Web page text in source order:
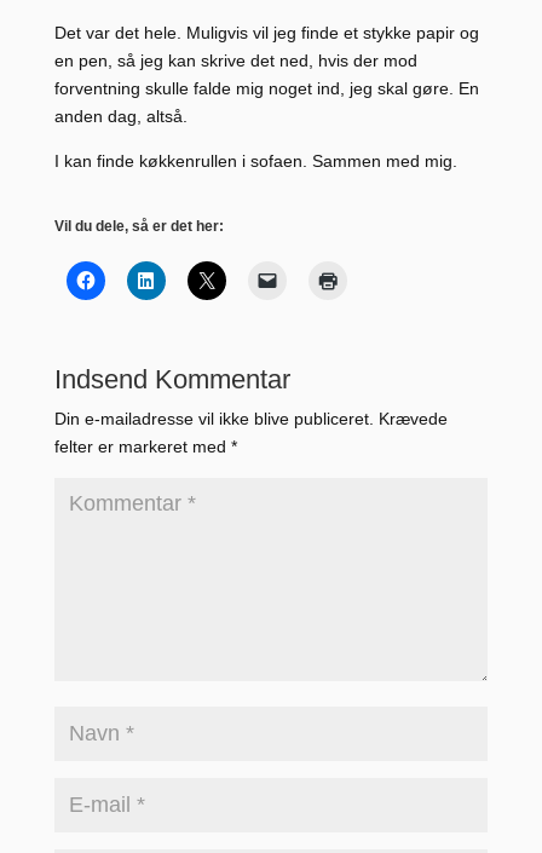
Det var det hele. Muligvis vil jeg finde et stykke papir og
en pen, så jeg kan skrive det ned, hvis der mod
forventning skulle falde mig noget ind, jeg skal gøre. En
anden dag, altså.
I kan finde køkkenrullen i sofaen. Sammen med mig.
Vil du dele, så er det her:
Indsend Kommentar
Din e-mailadresse vil ikke blive publiceret. Krævede
felter er markeret med *